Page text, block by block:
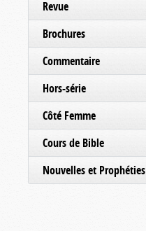
Revue
Brochures
Commentaire
Hors-série
Côté Femme
Cours de Bible
Nouvelles et Prophéties